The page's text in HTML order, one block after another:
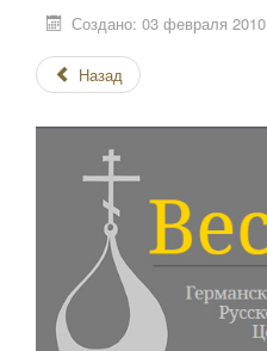
Создано: 03 февраля 2010
Назад